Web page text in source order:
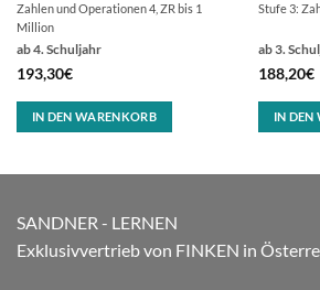
ab 4. Schuljahr
193,30€
Zahlen und Operationen 4, ZR bis 1
Million
IN DEN WARENKORB
ab 3.
188,20€
Stufe 3:
IN DEN
SANDNER - LERNEN
Exklusivvertrieb von FINKEN in